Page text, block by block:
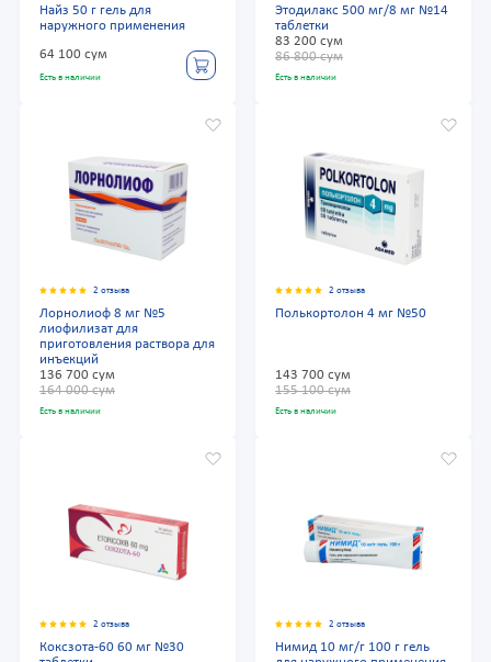
Найз 50 г гель для
наружного применения
64 100 сум
Есть в наличии
Этодилакс 500 мг/8 мг №14
таблетки
83 200 сум
86 800 сум
Есть в наличии
2 отзыва
Лорнолиоф 8 мг №5
лиофилизат для
приготовления раствора для
инъекций
136 700 сум
164 000 сум
Есть в наличии
2 отзыва
Полькортолон 4 мг №50
143 700 сум
155 100 сум
Есть в наличии
2 отзыва
Коксзота-60 60 мг №30
2 отзыва
Нимид 10 мг/г 100 г гель